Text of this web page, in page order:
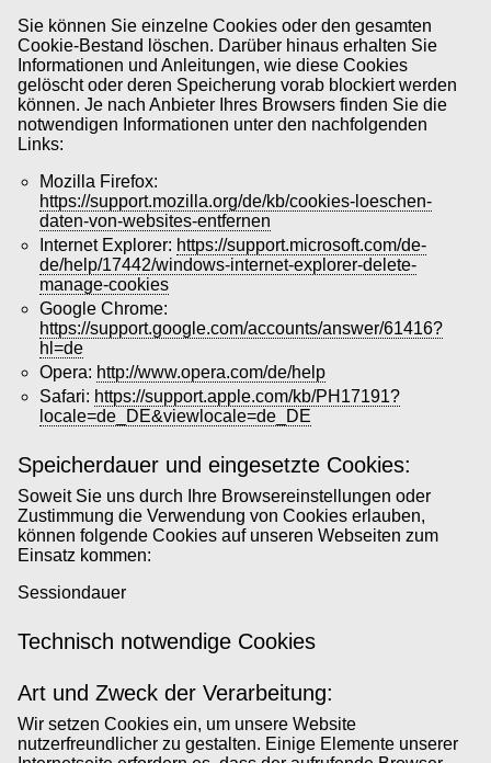
Sie können Sie einzelne Cookies oder den gesamten
Cookie-Bestand löschen. Darüber hinaus erhalten Sie
Informationen und Anleitungen, wie diese Cookies
gelöscht oder deren Speicherung vorab blockiert werden
können. Je nach Anbieter Ihres Browsers finden Sie die
notwendigen Informationen unter den nachfolgenden
Links:
Mozilla Firefox:
https://support.mozilla.org/de/kb/cookies-loeschen-
daten-von-websites-entfernen
Internet Explorer: https://support.microsoft.com/de-
de/help/17442/windows-internet-explorer-delete-
manage-cookies
Google Chrome:
https://support.google.com/accounts/answer/61416?
hl=de
Opera: http://www.opera.com/de/help
Safari: https://support.apple.com/kb/PH17191?
locale=de_DE&viewlocale=de_DE
Speicherdauer und eingesetzte Cookies:
Soweit Sie uns durch Ihre Browsereinstellungen oder
Zustimmung die Verwendung von Cookies erlauben,
können folgende Cookies auf unseren Webseiten zum
Einsatz kommen:
Sessiondauer
Technisch notwendige Cookies
Art und Zweck der Verarbeitung:
Wir setzen Cookies ein, um unsere Website
nutzerfreundlicher zu gestalten. Einige Elemente unserer